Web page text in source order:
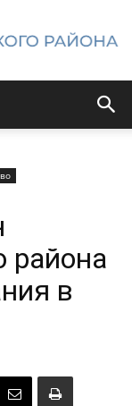
района
в